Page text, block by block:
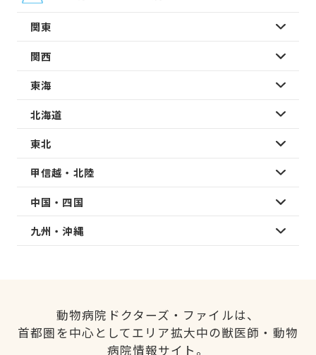
関東
関西
東海
北海道
東北
甲信越・北陸
中国・四国
九州・沖縄
動物病院ドクターズ・ファイルは、
首都圏を中心としてエリア拡大中の獣医師・動物
病院情報サイト。